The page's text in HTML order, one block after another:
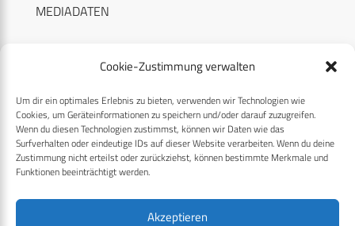
Cookie-Zustimmung verwalten
Um dir ein optimales Erlebnis zu bieten, verwenden wir Technologien wie
Cookies, um Geräteinformationen zu speichern und/oder darauf zuzugreifen.
Wenn du diesen Technologien zustimmst, können wir Daten wie das
Surfverhalten oder eindeutige IDs auf dieser Website verarbeiten. Wenn du deine
Zustimmung nicht erteilst oder zurückziehst, können bestimmte Merkmale und
Funktionen beeinträchtigt werden.
Akzeptieren
MEDIADATEN
RECHTLICHES
Datenschutzerklärung
Cookie-Richtlinie (EU)